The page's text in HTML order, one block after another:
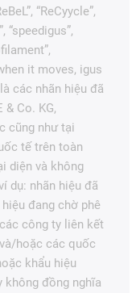
“ReCyycle”,
“speedigus”,
it moves, igus
là các nhãn hiệu đã
Co. KG,
cũng như tại
tế trên toàn
diện và không
dụ: nhãn hiệu đã
đang chờ phê
công ty liên kết
hoặc các quốc
khẩu hiệu
không đồng nghĩa